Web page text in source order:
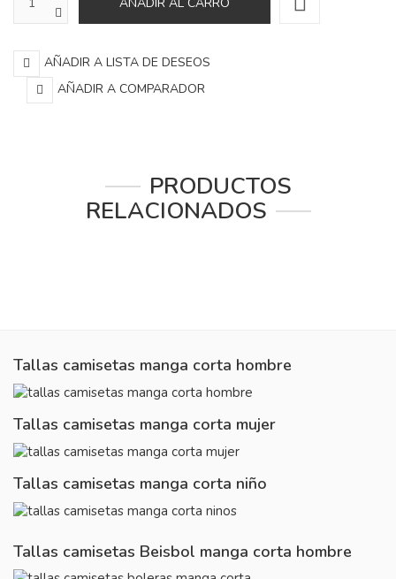
AÑADIR A LISTA DE DESEOS
AÑADIR A COMPARADOR
PRODUCTOS
RELACIONADOS
Tallas camisetas manga corta hombre
Tallas camisetas manga corta mujer
Tallas camisetas manga corta niño
Tallas camisetas Beisbol manga corta hombre